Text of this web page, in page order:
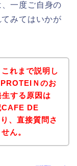
一度ご自身の
みてはいかが
れまで説明し
Ｎのお
する原因は
CAFE DE
、直接質問さ
ん。